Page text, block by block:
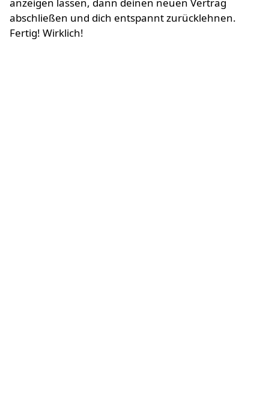
anzeigen lassen, dann deinen neuen Vertrag
abschließen und dich entspannt zurücklehnen.
Fertig! Wirklich!